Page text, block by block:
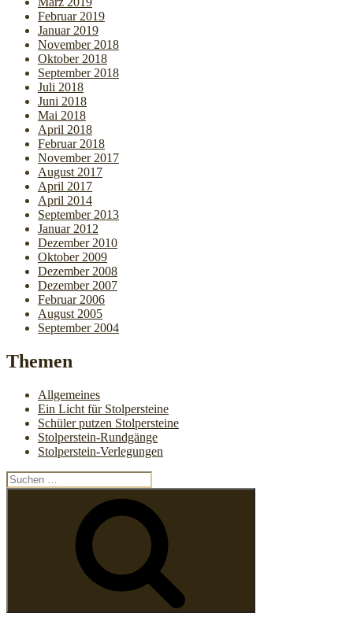
Februar 2019
Januar 2019
November 2018
Oktober 2018
September 2018
Juli 2018
Juni 2018
Mai 2018
April 2018
Februar 2018
November 2017
August 2017
April 2017
April 2014
September 2013
Januar 2012
Dezember 2010
Oktober 2009
Dezember 2008
Dezember 2007
Februar 2006
August 2005
September 2004
Themen
Allgemeines
Ein Licht für Stolpersteine
Schüler putzen Stolpersteine
Stolperstein-Rundgänge
Stolperstein-Verlegungen
Suchen
nach: